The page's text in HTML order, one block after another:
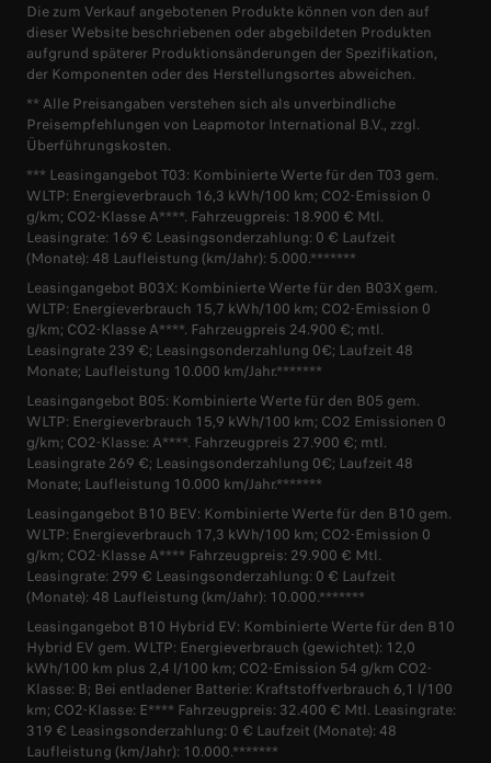
Die zum Verkauf angebotenen Produkte können von den auf
dieser Website beschriebenen oder abgebildeten Produkten
aufgrund späterer Produktionsänderungen der Spezifikation,
der Komponenten oder des Herstellungsortes abweichen.
** Alle Preisangaben verstehen sich als unverbindliche
Preisempfehlungen von Leapmotor International B.V., zzgl.
Überführungskosten.
*** Leasingangebot T03: Kombinierte Werte für den T03 gem.
WLTP: Energieverbrauch 16,3 kWh/100 km; CO2-Emission 0
g/km; CO2-Klasse A****. Fahrzeugpreis: 18.900 € Mtl.
Leasingrate: 169 € Leasingsonderzahlung: 0 € Laufzeit
(Monate): 48 Laufleistung (km/Jahr): 5.000.*******
Leasingangebot B03X: Kombinierte Werte für den B03X gem.
WLTP: Energieverbrauch 15,7 kWh/100 km; CO2-Emission 0
g/km; CO2-Klasse A****. Fahrzeugpreis 24.900 €; mtl.
Leasingrate 239 €; Leasingsonderzahlung 0€; Laufzeit 48
Monate; Laufleistung 10.000 km/Jahr.*******
Leasingangebot B05: Kombinierte Werte für den B05 gem.
WLTP: Energieverbrauch 15,9 kWh/100 km; CO2 Emissionen 0
g/km; CO2-Klasse: A****. Fahrzeugpreis 27.900 €; mtl.
Leasingrate 269 €; Leasingsonderzahlung 0€; Laufzeit 48
Monate; Laufleistung 10.000 km/Jahr.*******
Leasingangebot B10 BEV: Kombinierte Werte für den B10 gem.
WLTP: Energieverbrauch 17,3 kWh/100 km; CO2-Emission 0
g/km; CO2-Klasse A**** Fahrzeugpreis: 29.900 € Mtl.
Leasingrate: 299 € Leasingsonderzahlung: 0 € Laufzeit
(Monate): 48 Laufleistung (km/Jahr): 10.000.*******
Leasingangebot B10 Hybrid EV: Kombinierte Werte für den B10
Hybrid EV gem. WLTP: Energieverbrauch (gewichtet): 12,0
kWh/100 km plus 2,4 l/100 km; CO2-Emission 54 g/km CO2-
Klasse: B; Bei entladener Batterie: Kraftstoffverbrauch 6,1 l/100
km; CO2-Klasse: E**** Fahrzeugpreis: 32.400 € Mtl. Leasingrate:
319 € Leasingsonderzahlung: 0 € Laufzeit (Monate): 48
Laufleistung (km/Jahr): 10.000.*******